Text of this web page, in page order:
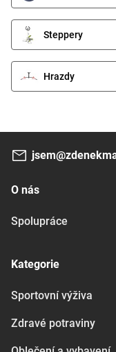
Steppery
Hrazdy
O nás
Spolupráce
Kategorie
Sportovní výživa
Zdravé potraviny